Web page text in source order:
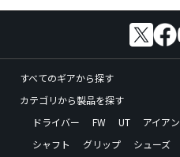
すべてのギアから探す
カテゴリから製品を探す
ドライバー
FW UT アイアン
シャフト
グリップ シューズ